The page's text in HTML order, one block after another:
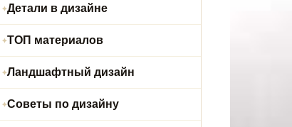
Детали в дизайне
ТОП материалов
Ландшафтный дизайн
Советы по дизайну